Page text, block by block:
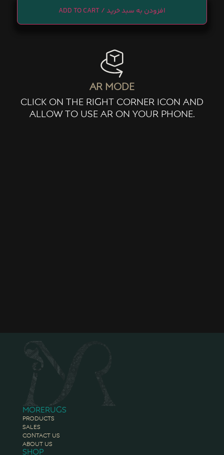
ADD TO CART
ar mode
click on the right corner icon and
allow to use ar on your phone.
Morerugs
Products
Sales
Contact Us
About Us
Shop